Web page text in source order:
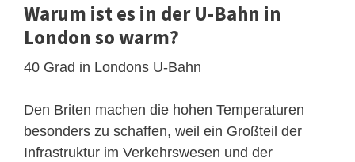
Warum ist es in der U-Bahn in
London so warm?
40 Grad in Londons U-Bahn
Den Briten machen die hohen Temperaturen
besonders zu schaffen, weil ein Großteil der
Infrastruktur im Verkehrswesen und der